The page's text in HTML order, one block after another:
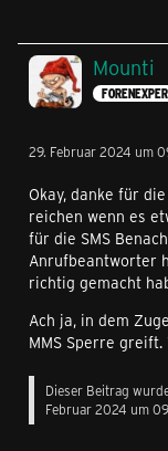
Mounti
29. Februar 2024 um
Okay, danke für
reichen wenn es
für die SMS
Anrufbeantworter
richtig gemacht
Ach ja, in dem
MMS Sperre
Dieser Beitrag
Februar 2024 um